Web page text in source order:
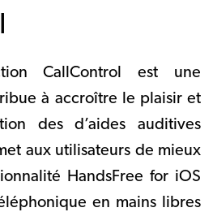
CallControl est une
à accroître le plaisir et
des d’aides auditives
aux utilisateurs de mieux
HandsFree for iOS
en mains libres